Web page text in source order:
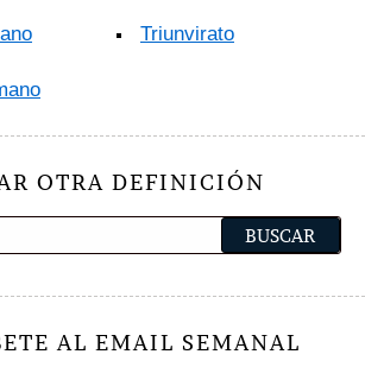
Triunvirato
OTRA DEFINICIÓN
AL EMAIL SEMANAL